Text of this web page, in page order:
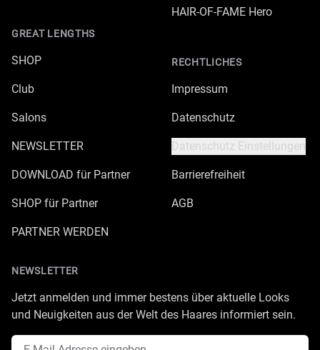
GREAT LENGTHS
SHOP
Club
Salons
NEWSLETTER
DOWNLOAD für Partner
SHOP für Partner
PARTNER WERDEN
HAIR-OF-FAME Hero
RECHTLICHES
Impressum
Datenschutz
Datenschutz Einstellungen
Barrierefreiheit
AGB
NEWSLETTER
Jetzt anmelden und immer bestens über aktuelle Looks
und Neuigkeiten aus der Welt des Haares informiert sein.
E-Mail Adresse